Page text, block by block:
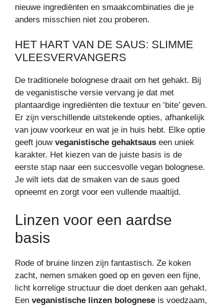
nieuwe ingrediënten en smaakcombinaties die je
anders misschien niet zou proberen.
HET HART VAN DE SAUS: SLIMME
VLEESVERVANGERS
De traditionele bolognese draait om het gehakt. Bij
de veganistische versie vervang je dat met
plantaardige ingrediënten die textuur en ‘bite’ geven.
Er zijn verschillende uitstekende opties, afhankelijk
van jouw voorkeur en wat je in huis hebt. Elke optie
geeft jouw veganistische gehaktsaus een uniek
karakter. Het kiezen van de juiste basis is de
eerste stap naar een succesvolle vegan bolognese.
Je wilt iets dat de smaken van de saus goed
opneemt en zorgt voor een vullende maaltijd.
Linzen voor een aardse
basis
Rode of bruine linzen zijn fantastisch. Ze koken
zacht, nemen smaken goed op en geven een fijne,
licht korrelige structuur die doet denken aan gehakt.
Een veganistische linzen bolognese is voedzaam,